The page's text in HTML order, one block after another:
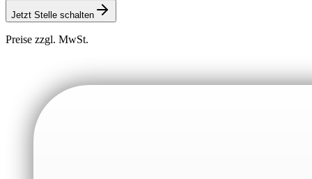
Jetzt Stelle schalten
Preise zzgl. MwSt.